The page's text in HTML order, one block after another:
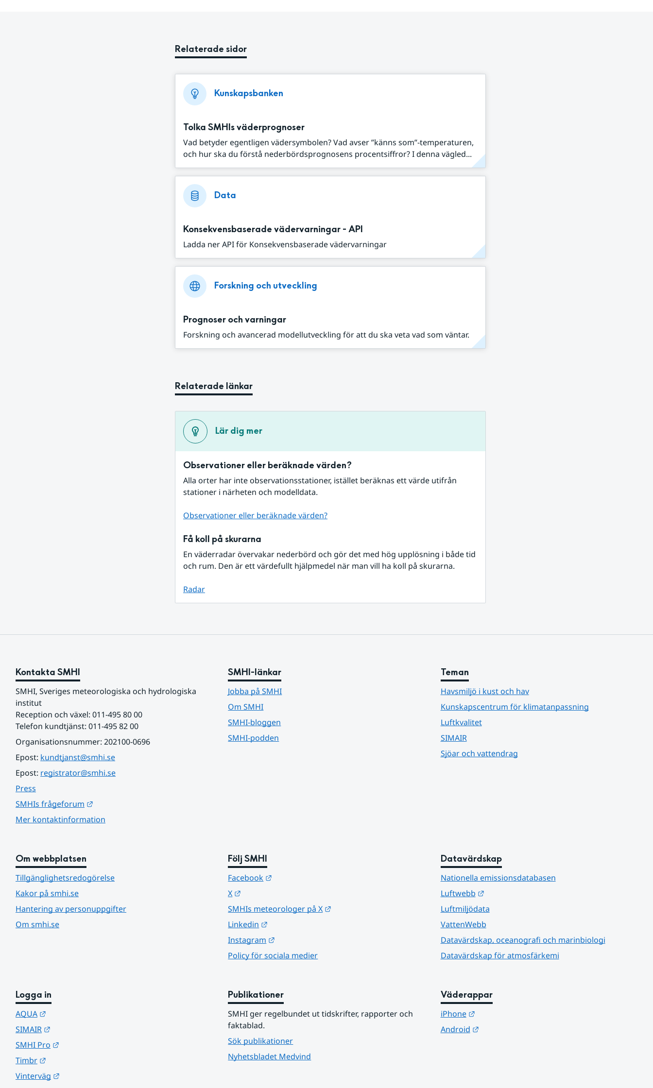
Relaterade sidor
Kunskapsbanken
Tolka SMHIs väderprognoser
Vad betyder egentligen vädersymbolen? Vad avser ”känns som”-temperaturen,
och hur ska du förstå nederbördsprognosens procentsiffror? I denna vägled...
Data
Konsekvensbaserade vädervarningar - API
Ladda ner API för Konsekvensbaserade vädervarningar
Forskning och utveckling
Prognoser och varningar
Forskning och avancerad modellutveckling för att du ska veta vad som väntar.
Relaterade länkar
Lär dig mer
Observationer eller beräknade värden?
Alla orter har inte observationsstationer, istället beräknas ett värde utifrån
stationer i närheten och modelldata.
Observationer eller beräknade värden?
Få koll på skurarna
En väderradar övervakar nederbörd och gör det med hög upplösning i både tid
och rum. Den är ett värdefullt hjälpmedel när man vill ha koll på skurarna.
Radar
Kontakta SMHI
SMHI, Sveriges meteorologiska och hydrologiska
institut
Reception och växel: 011-495 80 00
Telefon kundtjänst: 011-495 82 00
Organisationsnummer: 202100-0696
Epost: kundtjanst@smhi.se
Epost: registrator@smhi.se
Press
SMHIs frågeforum
Mer kontaktinformation
SMHI-länkar
Jobba på SMHI
Om SMHI
SMHI-bloggen
SMHI-podden
Teman
Havsmiljö i kust och hav
Kunskapscentrum för klimatanpassning
Luftkvalitet
SIMAIR
Sjöar och vattendrag
Om webbplatsen
Tillgänglighetsredogörelse
Kakor på smhi.se
Hantering av personuppgifter
Om smhi.se
Följ SMHI
Facebook
X
SMHIs meteorologer på X
Linkedin
Instagram
Policy för sociala medier
Datavärdskap
Nationella emissionsdatabasen
Luftwebb
Länk till annan webbplats.
Luftmiljödata
VattenWebb
Datavärdskap, oceanografi och marinbiologi
Datavärdskap för atmosfärkemi
Logga in
AQUA
SIMAIR
SMHI Pro
Timbr
Vinterväg
Publikationer
SMHI ger regelbundet ut tidskrifter, rapporter och
faktablad.
Sök publikationer
Nyhetsbladet Medvind
Väderappar
iPhone
Länk till annan webbplats.
Android
Länk till annan webbplats.